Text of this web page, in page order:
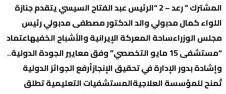
المشترك ” رعد – 2 “
الرئيس عبد الفتاح السيسي يتقدم جنازة
اللواء كمال مدبولي والد الدكتور مصطفى مدبولي رئيس
مجلس الوزراءساحة المعركة الإيرانية والأشباح الخفيهاعتماد
“مستشفى 15 مايو التخصصي” وفق معايير الجودة الدولية..
وإشادة بدور الإدارة في تحقيق الإنجازأرفع الجوائز الدولية
تٌمنح للمؤسسة العلاجيةالمستشفيات التعليمية تطلق